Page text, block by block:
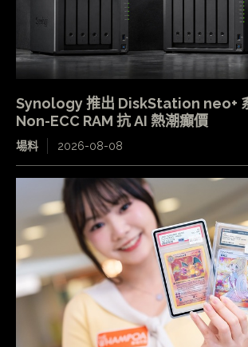
Synology 推出 DiskStation neo+
Non-ECC RAM 抗 AI 熱潮癲價
場料 2026-08-08